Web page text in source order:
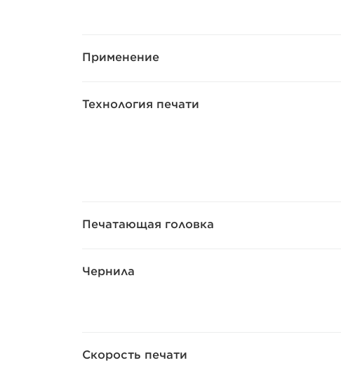
Применение
Технология печати
Печатающая головка
Чернила
Скорость печати